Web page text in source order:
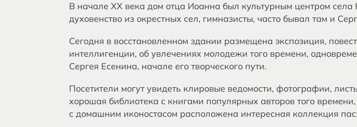
В начале ХХ века дом отца Иоанна был культурным центром села
духовенство из окрестных сел, гимназисты, часто бывал там и
Сегодня в восстановленном здании размещена экспозиция,
интеллигенции, об увлечениях молодежи того времени,
Сергея Есенина, начале его творческого пути.
Посетители могут увидеть клировые ведомости, фотографии,
хорошая библиотека с книгами популярных авторов того
с домашним иконостасом расположена интересная коллекция